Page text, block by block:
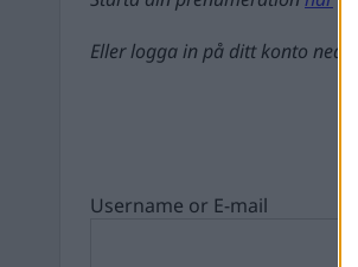
Eller logga in på ditt konto nedan:
Username or E-mail